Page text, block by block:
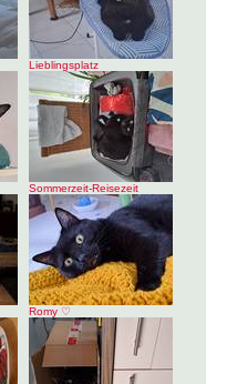
Lieblingsplatz
Sommerzeit-Reisezeit
Romy ♡